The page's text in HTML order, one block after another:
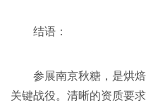
结语：
参展南京秋糖，是烘
关键战役。清晰的资质要